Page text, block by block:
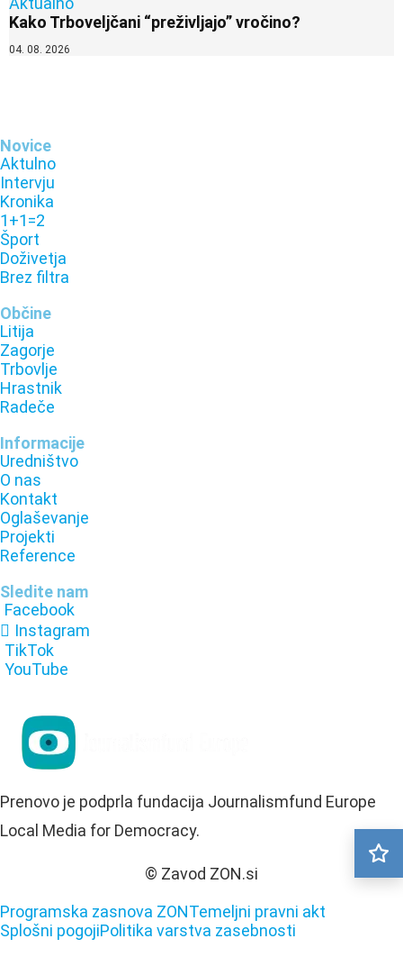
Kako Trboveljčani “preživljajo” vročino?
04. 08. 2026
Novice
Aktulno
Intervju
Kronika
1+1=2
Šport
Doživetja
Brez filtra
Občine
Litija
Zagorje
Trbovlje
Hrastnik
Radeče
Informacije
Uredništvo
O nas
Kontakt
Oglaševanje
Projekti
Reference
Sledite nam
Facebook
Instagram
TikTok
YouTube
Prenovo je podprla fundacija Journalismfund Europe
Local Media for Democracy.
© Zavod ZON.si
Programska zasnova ZONTemeljni pravni akt
Splošni pogojiPolitika varstva zasebnosti